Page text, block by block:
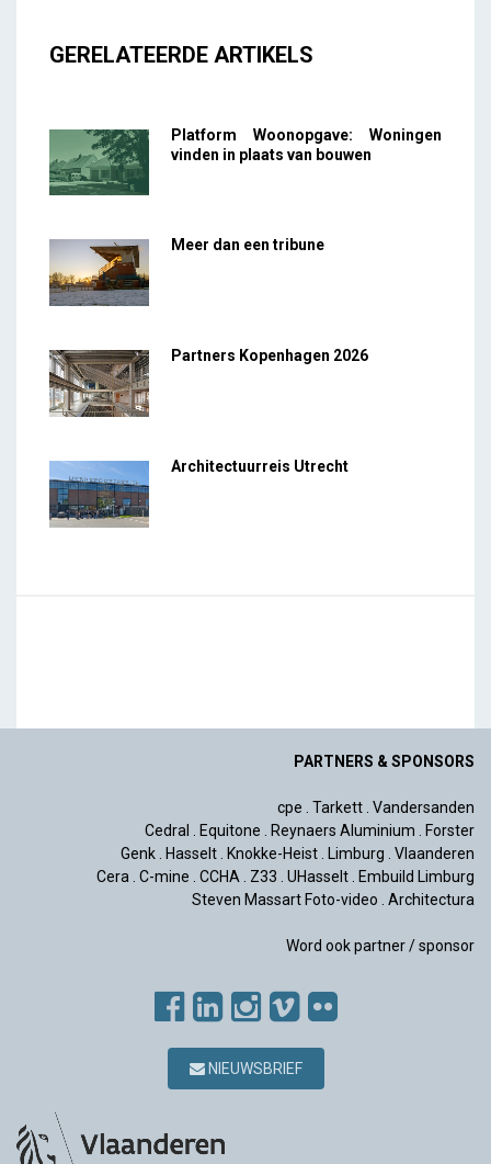
GERELATEERDE ARTIKELS
Platform Woonopgave: Woningen
vinden in plaats van bouwen
Meer dan een tribune
Partners Kopenhagen 2026
Architectuurreis Utrecht
PARTNERS & SPONSORS
cpe . Tarkett. Vandersanden
Cedral . Equitone . Reynaers Aluminium . Forster
Genk. Hasselt. Knokke-Heist. Limburg . Vlaanderen
Cera. C-mine . CCHA. Z33 . UHasselt. Embuild Limburg
Steven Massart Foto-video . Architectura
Word ook partner / sponsor
NIEUWSBRIEF